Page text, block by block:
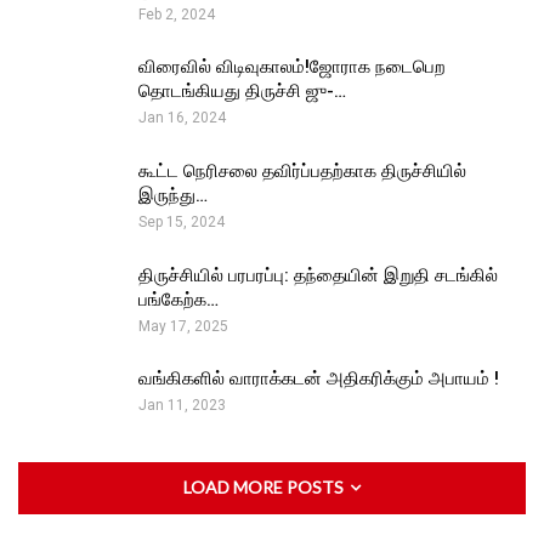
Feb 2, 2024
விரைவில் விடிவுகாலம்!ஜோராக நடைபெற
தொடங்கியது திருச்சி ஜு-…
Jan 16, 2024
கூட்ட நெரிசலை தவிர்ப்பதற்காக திருச்சியில்
இருந்து…
Sep 15, 2024
திருச்சியில் பரபரப்பு: தந்தையின் இறுதி சடங்கில்
பங்கேற்க…
May 17, 2025
வங்கிகளில் வாராக்கடன் அதிகரிக்கும் அபாயம் !
Jan 11, 2023
LOAD MORE POSTS